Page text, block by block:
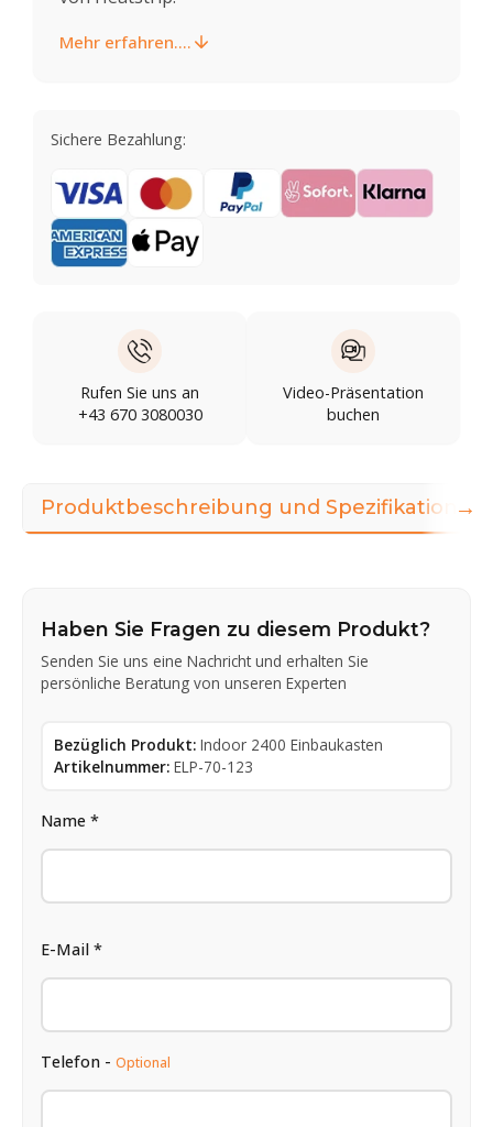
Mehr erfahren....
Sichere Bezahlung:
Rufen Sie uns an
+43 670 3080030
Video-Präsentation
buchen
Produktbeschreibung und Spezifikationen
Haben Sie Fragen zu diesem Produkt?
Senden Sie uns eine Nachricht und erhalten Sie
persönliche Beratung von unseren Experten
Bezüglich Produkt: Indoor 2400 Einbaukasten
Artikelnummer: ELP-70-123
Name *
E-Mail *
Telefon - Optional
→